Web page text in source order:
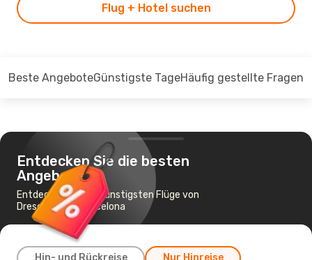
Flug + Hotel suchen
Beste AngeboteGünstigste TageHäufig gestellte Fragen
Entdecken Sie die besten
Angebote
Entdecken Sie die günstigsten Flüge von
Dresden nach Barcelona
Hin- und Rückreise Nur Hinreise